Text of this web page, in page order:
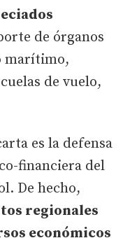
de órganos
marítimo,
de vuelo,
es la defensa
financiera del
De hecho,
regionales
económicos